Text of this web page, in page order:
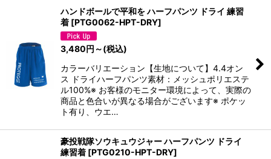
絞り込む
ハンドボールで平和を ハーフパンツ ドライ 練習
着 [PTG0062-HPT-DRY]
3,480円 ～(税込)
カラーバリエーション【生地について】4.4オン
ス ドライハーフパンツ素材：メッシュポリエステ
ル100%※ お客様のモニター環境によって、実際の
商品と色合いが異なる場合がございます※ ポケッ
ト有り、ウエ…
豪投戦隊ソウキュウジャー ハーフパンツ ドライ
練習着 [PTG0210-HPT-DRY]